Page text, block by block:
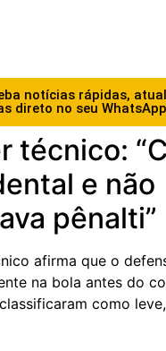
notícias rápidas,
direto no seu
técnico:
e não
pênalti”
afirma que o
na bola antes do
como